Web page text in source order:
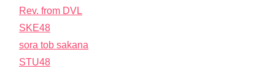
Rev. from DVL
SKE48
sora tob sakana
STU48